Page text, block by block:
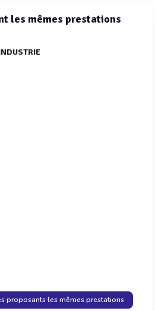
les mêmes prestations
proposants les mêmes prestations